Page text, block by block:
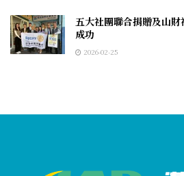
五大社團聯合捐贈及山
成功
2026-02-25